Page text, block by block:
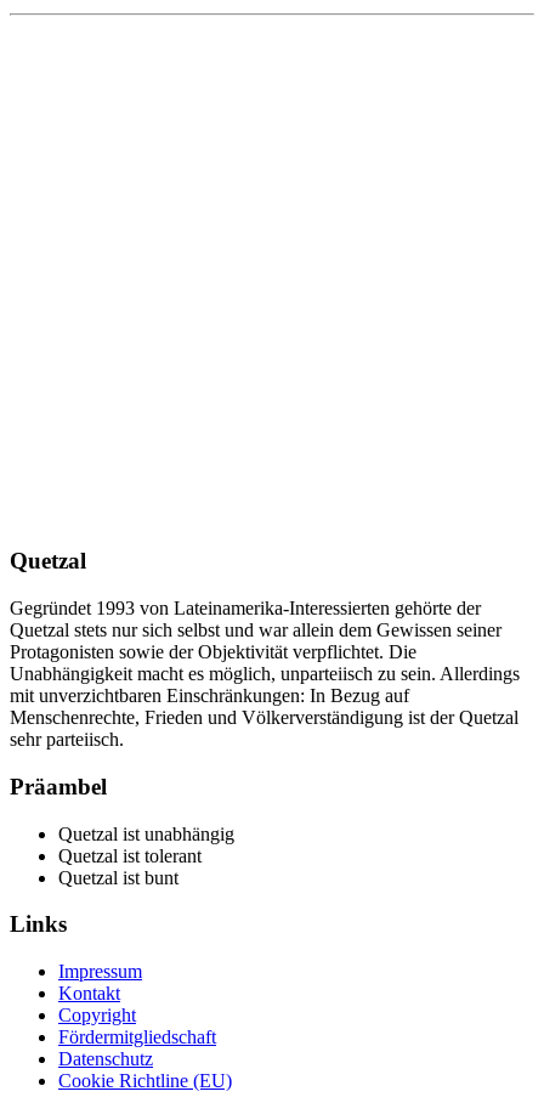
Quetzal
Gegründet 1993 von Lateinamerika-Interessierten gehörte der
Quetzal stets nur sich selbst und war allein dem Gewissen seiner
Protagonisten sowie der Objektivität verpflichtet. Die
Unabhängigkeit macht es möglich, unparteiisch zu sein. Allerdings
mit unverzichtbaren Einschränkungen: In Bezug auf
Menschenrechte, Frieden und Völkerverständigung ist der Quetzal
sehr parteiisch.
Präambel
Quetzal ist unabhängig
Quetzal ist tolerant
Quetzal ist bunt
Links
Impressum
Kontakt
Copyright
Fördermitgliedschaft
Datenschutz
Cookie Richtline (EU)